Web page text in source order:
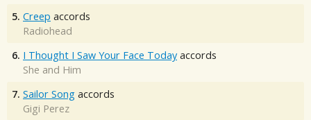
5. Creep accords
Radiohead
6. I Thought I Saw Your Face Today accords
She and Him
7. Sailor Song accords
Gigi Perez